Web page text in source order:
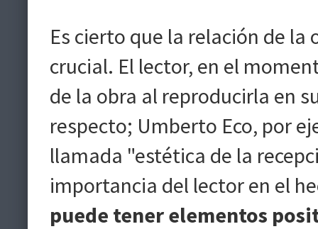
Es cierto que la relación de la
crucial. El lector, en el
de la obra al reproducirla en
respecto; Umberto Eco, por
llamada "estética de la
importancia del lector en el
puede tener elementos